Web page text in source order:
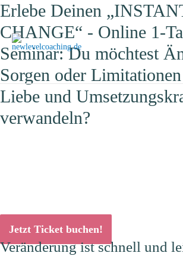
Erlebe Deinen
CHANGE“ - Online 1-
Seminar: Du möchtest
Sorgen oder
Liebe und
verwandeln?
Jetzt Ticket buchen!
Veränderung ist schnell und